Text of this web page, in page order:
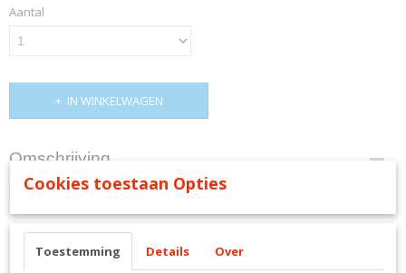
Aantal
IN WINKELWAGEN
Omschrijving
motorcycles bord
Cookies toestaan Opties
Toestemming Details Over